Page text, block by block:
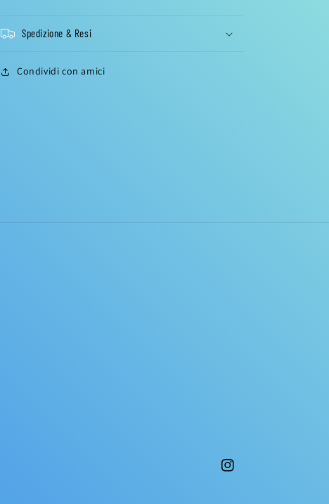
Spedizione & Resi
Condividi con amici
Instagram